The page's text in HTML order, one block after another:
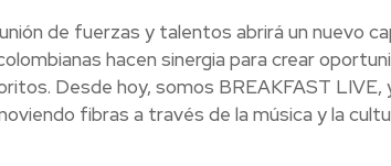
de fuerzas y talentos abrirá un nuevo
hacen sinergia para crear
Desde hoy, somos BREAKFAST LIVE,
fibras a través de la música y la